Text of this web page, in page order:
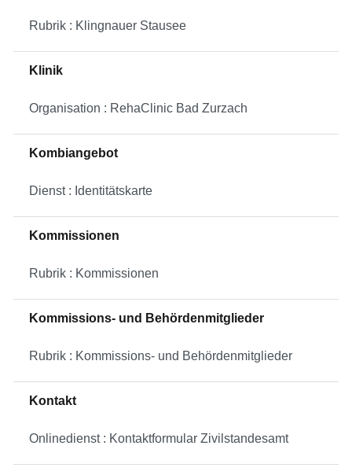
Rubrik : Klingnauer Stausee
Klinik
Organisation : RehaClinic Bad Zurzach
Kombiangebot
Dienst : Identitätskarte
Kommissionen
Rubrik : Kommissionen
Kommissions- und Behördenmitglieder
Rubrik : Kommissions- und Behördenmitglieder
Kontakt
Onlinedienst : Kontaktformular Zivilstandesamt